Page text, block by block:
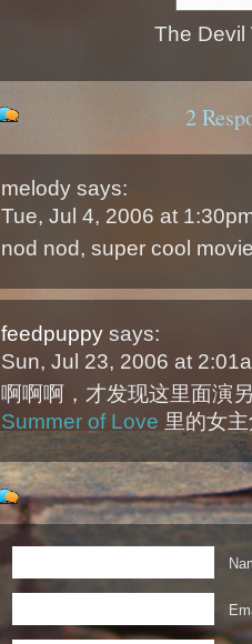
The Devil
2
melody says:
Tue, Jul 4, 2006 at
nod nod, super cool
feedpuppy says:
Sun, Jul 23, 2006 at
啊啊啊，才发现这里面演
Summer of Love 里的女